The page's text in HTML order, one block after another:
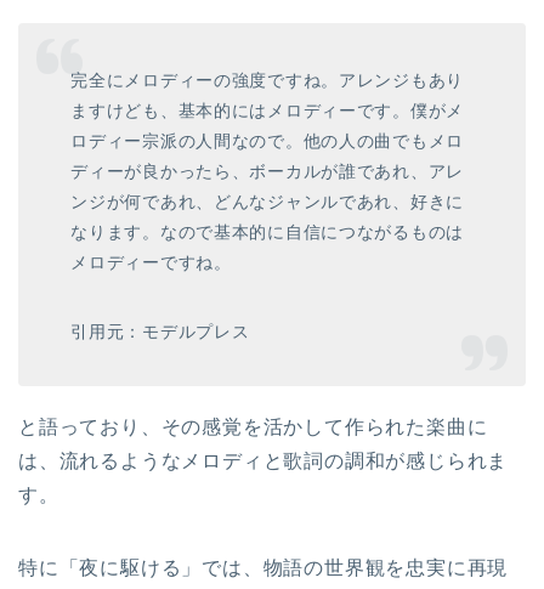
完全にメロディーの強度ですね。アレンジもあり
ますけども、基本的にはメロディーです。僕がメ
ロディー宗派の人間なので。他の人の曲でもメロ
ディーが良かったら、ボーカルが誰であれ、アレ
ンジが何であれ、どんなジャンルであれ、好きに
なります。なので基本的に自信につながるものは
メロディーですね。
引用元：モデルプレス
と語っており、その感覚を活かして作られた楽曲に
は、流れるようなメロディと歌詞の調和が感じられま
す。
特に「夜に駆ける」では、物語の世界観を忠実に再現